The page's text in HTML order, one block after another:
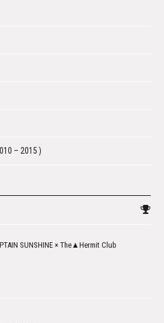
– 2015 )
SUNSHINE × The▲Hermit Club